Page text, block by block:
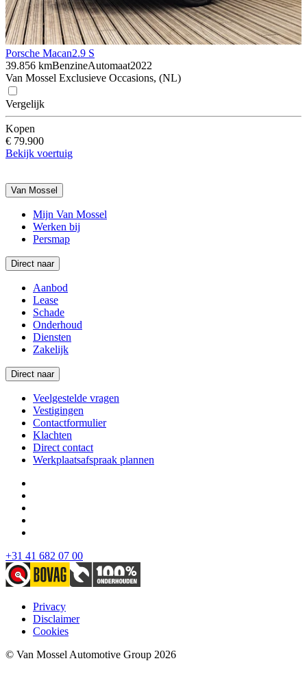
Porsche Macan2.9 S
39.856 kmBenzineAutomaat2022
Van Mossel Exclusieve Occasions, (NL)
Vergelijk
Kopen
€ 79.900
Bekijk voertuig
Van Mossel
Mijn Van Mossel
Werken bij
Persmap
Direct naar
Aanbod
Lease
Schade
Onderhoud
Diensten
Zakelijk
Direct naar
Veelgestelde vragen
Vestigingen
Contactformulier
Klachten
Direct contact
Werkplaatsafspraak plannen
+31 41 682 07 00
Privacy
Disclaimer
Cookies
© Van Mossel Automotive Group 2026